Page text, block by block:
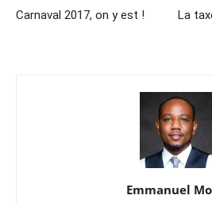
Carnaval 2017, on y est !
La
Emmanuel